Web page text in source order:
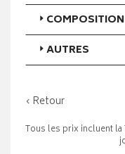
COMPOSITION
AUTRES
‹ Retour
Tous les prix incluent la